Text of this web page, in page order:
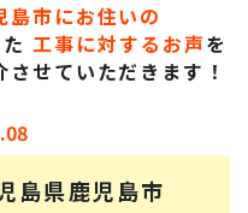
島市にお住いの
工事に対するお声を
させていただきます！
島県鹿児島市